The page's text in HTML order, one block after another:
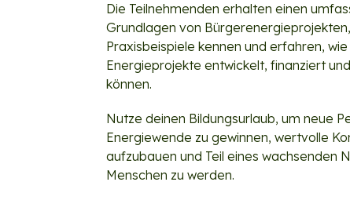
Die Teilnehmenden erhalten einen
Grundlagen von
Praxisbeispiele kennen und erfahren,
Energieprojekte entwickelt, finanziert
können.
Nutze deinen Bildungsurlaub, um neue
Energiewende zu gewinnen, wertvolle
aufzubauen und Teil eines wachsenden
Menschen zu werden.